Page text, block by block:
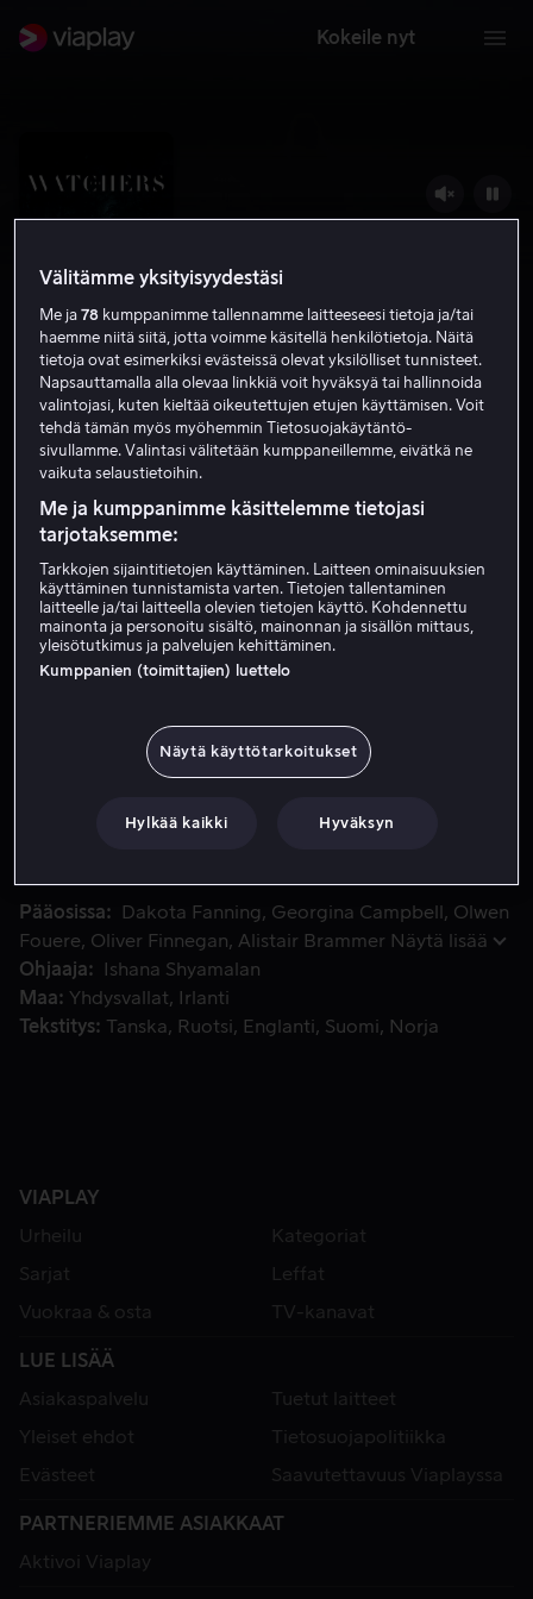
Kokeile nyt
The Watchers
5.7 Jännitys 2024 1 h 37 min
Vuokraa 4,99 €
Osta 10,99 €
Katso traileri
Mina, 28‐vuotias taiteilija jää koskemattomaan metsään
Mina, 28‐vuotias taiteilija jää koskemattomaan metsään
kolmen muukalaisen kanssa, kun salaperäiset olennot
Pääosissa Dakota Fanning Georgina Campbell
Olwen
Fouere
Oliver Finnegan Alistair Brammer Näytä lisää
Ohjaaja
Ishana Shyamalan
Maa
Yhdysvallat
Irlanti
Tekstitys
Tanska Ruotsi Englanti Suomi Norja
VIAPLAY
Urheilu
Kategoriat
Sarjat
Leffat
Vuokraa & osta
TV-kanavat
LUE LISÄÄ
Asiakaspalvelu
Tuetut laitteet
Yleiset ehdot
Tietosuojapolitiikka
Evästeet
Saavutettavuus Viaplayssa
PARTNERIEMME ASIAKKAAT
Aktivoi Viaplay
Välitämme yksityisyydestäsi
Me ja78 kumppanimme tallennamme laitteeseesi tietoja ja/tai
haemme niitä siitä, jotta voimme käsitellä henkilötietoja. Näitä
tietoja ovat esimerkiksi evästeissä olevat yksilölliset tunnisteet.
Napsauttamalla alla olevaa linkkiä voit hyväksyä tai hallinnoida
valintojasi, kuten kieltää oikeutettujen etujen käyttämisen. Voit
tehdä tämän myös myöhemmin Tietosuojakäytäntö-
sivullamme. Valintasi välitetään kumppaneillemme, eivätkä ne
vaikuta selaustietoihin.
Me ja kumppanimme käsittelemme tietojasi
tarjotaksemme:
Tarkkojen sijaintitietojen käyttäminen. Laitteen ominaisuuksien
käyttäminen tunnistamista varten. Tietojen tallentaminen
laitteelle ja/tai laitteella olevien tietojen käyttö. Kohdennettu
mainonta ja personoitu sisältö, mainonnan ja sisällön mittaus,
yleisötutkimus ja palvelujen kehittäminen.
Kumppanien (toimittajien) luettelo
Näytä käyttötarkoitukset
Hylkää kaikki Hyväksyn